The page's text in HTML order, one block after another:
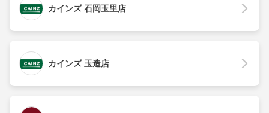
カインズ 石岡玉里店
カインズ 玉造店